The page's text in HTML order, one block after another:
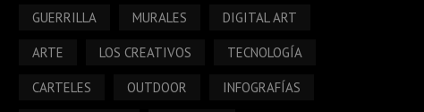
GUERRILLA MURALES DIGITAL ART
ARTE LOS CREATIVOS TECNOLOGÍA
CARTELES OUTDOOR INFOGRAFÍAS